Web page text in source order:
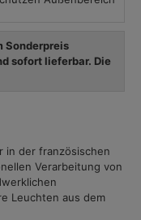
Sonderpreis
sofort lieferbar. Die
in der französischen
Verarbeitung von
Leuchten aus dem